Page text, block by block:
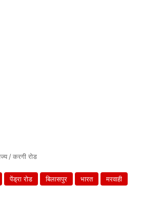
/करगी रोड
पेंड्रा रोड बिलासपुर भारत
मरवाही